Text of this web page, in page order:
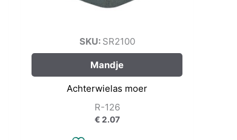
SKU: SR2100
Mandje
Achterwielas moer
R-126
€2.07